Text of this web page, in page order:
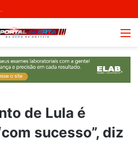
de Lula é
sucesso”, diz